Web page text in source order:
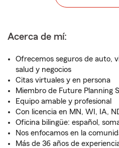
Acerca de mí:
Ofrecemos seguros de auto,
salud y negocios
Citas virtuales y en persona
Miembro de Future Planning
Equipo amable y profesional
Con licencia en MN, WI, IA,
Oficina bilingüe: español,
Nos enfocamos en la
Más de 36 años de